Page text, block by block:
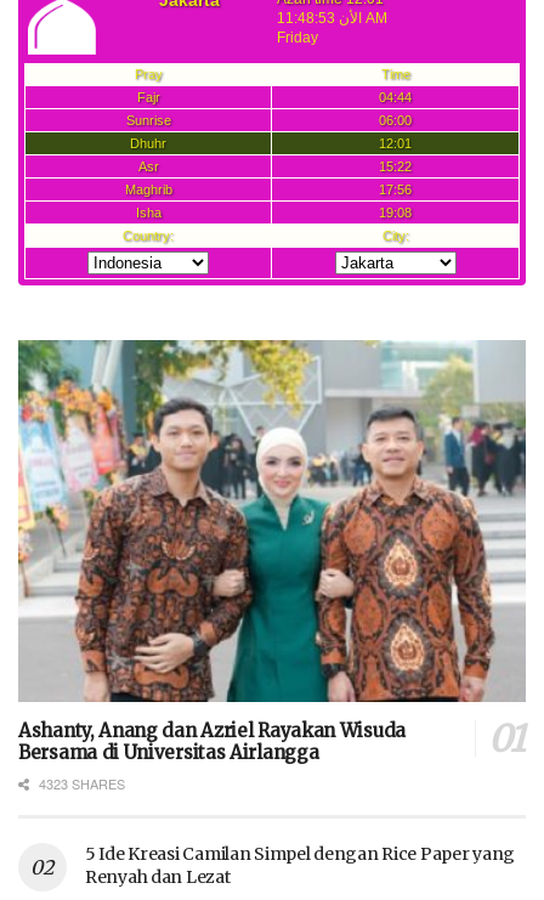
Ashanty, Anang dan Azriel Rayakan Wisuda
Bersama di Universitas Airlangga
4323 SHARES
5 Ide Kreasi Camilan Simpel dengan Rice Paper yang
Renyah dan Lezat